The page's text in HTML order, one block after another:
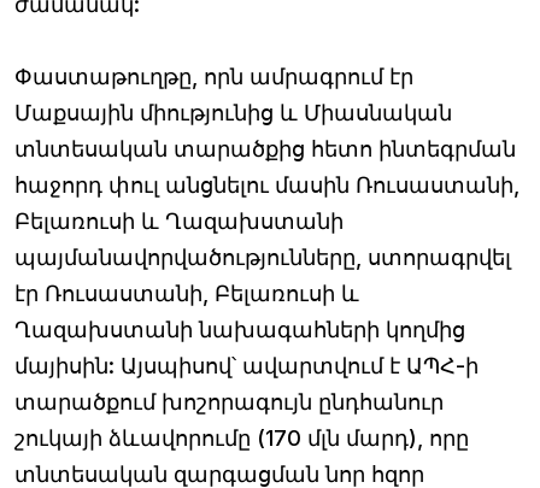
Փաստաթուղթը, որն ամրագրում էր
Մաքսային միությունից և Միասնական
տնտեսական տարածքից հետո ինտեգրման
հաջորդ փուլ անցնելու մասին Ռուսաստանի,
Բելառուսի և Ղազախստանի
պայմանավորվածությունները, ստորագրվել
էր Ռուսաստանի, Բելառուսի և
Ղազախստանի նախագահների կողմից
մայիսին: Այսպիսով՝ ավարտվում է ԱՊՀ-ի
տարածքում խոշորագույն ընդհանուր
շուկայի ձևավորումը (170 մլն մարդ), որը
տնտեսական զարգացման նոր հզոր